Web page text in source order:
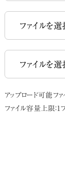
ファイルを選
ファイルを選
アップロード可能
ファイル容量上限：